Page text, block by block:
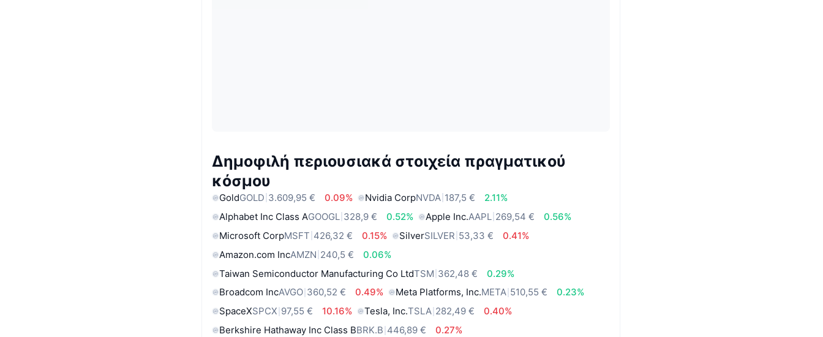
Δημοφιλή περιουσιακά στοιχεία πραγματικού
κόσμου
GoldGOLD 3.609,95 € 0.09% Nvidia CorpNVDA 187,5 €
2.11%
Alphabet Inc Class AGOOGL 328,9 € 0.52% Apple Inc.AAPL 269,54 €
0.56%
Microsoft CorpMSFT 426,32 € 0.15% SilverSILVER 53,33 €
0.41%
Amazon.com IncAMZN 240,5 €
0.06%
Taiwan Semiconductor Manufacturing Co LtdTSM 362,48 €
0.29%
Broadcom IncAVGO 360,52 € 0.49% Meta Platforms, Inc.META 510,55 €
0.23%
SpaceXSPCX 97,55 € 10.16% Tesla, Inc.TSLA 282,49 €
0.40%
Berkshire Hathaway Inc Class BBRK.B 446,89 €
0.27%